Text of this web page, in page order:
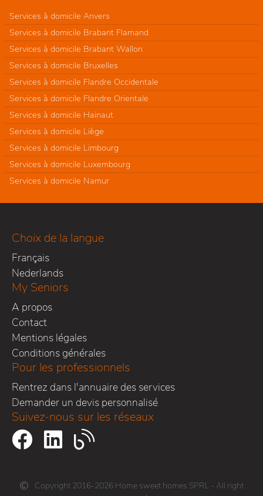
Services à domicile Anvers
Services à domicile Brabant Flamand
Services à domicile Brabant Wallon
Services à domicile Bruxelles
Services à domicile Flandre Occidentale
Services à domicile Flandre Orientale
Services à domicile Hainaut
Services à domicile Liège
Services à domicile Limbourg
Services à domicile Luxembourg
Services à domicile Namur
Choix de la langue
Français
Nederlands
My Seniors
A propos
Contact
Mentions légales
Conditions générales
Pour les professionnels
Rentrez dans l'annuaire des services
Demander un devis personnalisé
Suivez-nous sur les réseaux
Copyright 2016-2026 Home sweet homes SPRL - All right